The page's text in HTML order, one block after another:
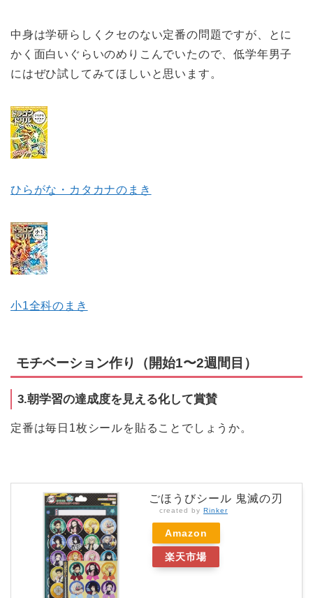
中身は学研らしくクセのない定番の問題ですが、とに
かく面白いぐらいのめりこんでいたので、低学年男子
にはぜひ試してみてほしいと思います。
ひらがな・カタカナのまき
小1全科のまき
モチベーション作り（開始1〜2週間目）
3.朝学習の達成度を見える化して賞賛
定番は毎日1枚シールを貼ることでしょうか。
ごほうびシール 鬼滅の刃
created by Rinker
Amazon
楽天市場